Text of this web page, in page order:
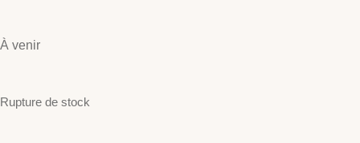
À venir
Rupture de stock